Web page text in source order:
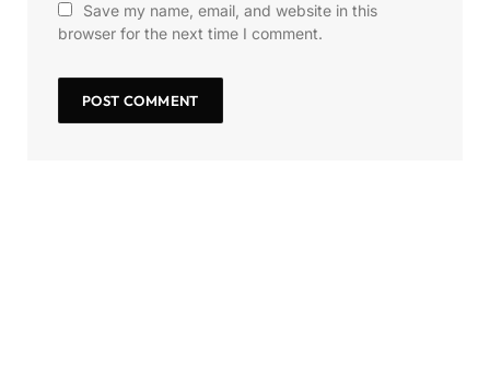
Save my name, email, and website in this
browser for the next time I comment.